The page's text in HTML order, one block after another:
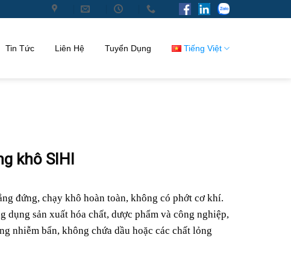
Tin Tức Liên Hệ Tuyển Dụng Tiếng Việt
khô SIHI
đứng, chạy khô hoàn toàn, không có phớt cơ khí.
dụng sản xuất hóa chất, dược phẩm và công nghiệp,
nhiễm bẩn, không chứa dầu hoặc các chất lỏng